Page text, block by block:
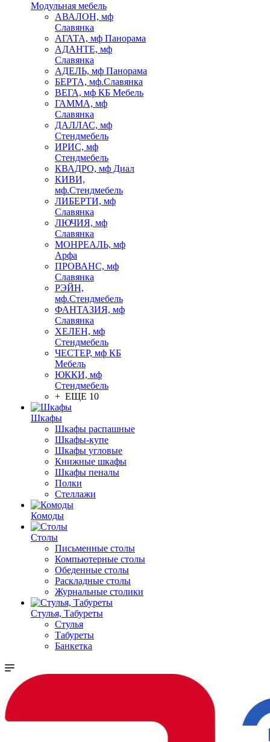
Модульная мебель
АВАЛОН, мф
Славянка
АГАТА, мф Панорама
АДАНТЕ, мф
Славянка
АДЕЛЬ, мф Панорама
БЕРТА, мф.Славянка
ВЕГА, мф КБ Мебель
ГАММА, мф
Славянка
ДАЛЛАС, мф
Стендмебель
ИРИС, мф
Стендмебель
КВАДРО, мф Диал
КИВИ,
мф.Стендмебель
ЛИБЕРТИ, мф
Славянка
ЛЮЧИЯ, мф
Славянка
МОНРЕАЛЬ, мф
Арфа
ПРОВАНС, мф
Славянка
РЭЙН,
мф.Стендмебель
ФАНТАЗИЯ, мф
Славянка
ХЕЛЕН, мф
Стендмебель
ЧЕСТЕР, мф КБ
Мебель
ЮККИ, мф
Стендмебель
+ ЕЩЕ 10
Шкафы
Шкафы распашные
Шкафы-купе
Шкафы угловые
Книжные шкафы
Шкафы пеналы
Полки
Стеллажи
Комоды
Столы
Письменные столы
Компьютерные столы
Обеденные столы
Раскладные столы
Журнальные столики
Стулья, Табуреты
Стулья
Табуреты
Банкетка